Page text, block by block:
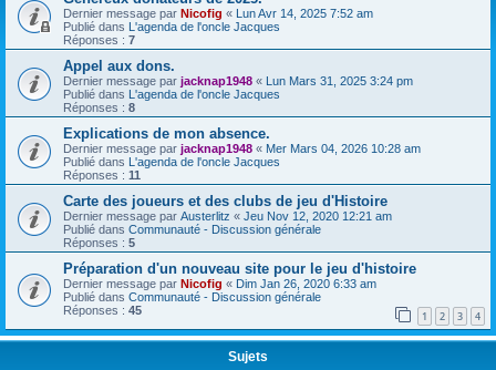
Dernier message par Nicofig « Lun Avr 14, 2025 7:52 am
Publié dans L'agenda de l'oncle Jacques
Réponses : 7
Appel aux dons.
Dernier message par jacknap1948 « Lun Mars 31, 2025 3:24 pm
Publié dans L'agenda de l'oncle Jacques
Réponses : 8
Explications de mon absence.
Dernier message par jacknap1948 « Mer Mars 04, 2026 10:28 am
Publié dans L'agenda de l'oncle Jacques
Réponses : 11
Carte des joueurs et des clubs de jeu d'Histoire
Dernier message par Austerlitz « Jeu Nov 12, 2020 12:21 am
Publié dans Communauté - Discussion générale
Réponses : 5
Préparation d'un nouveau site pour le jeu d'histoire
Dernier message par Nicofig « Dim Jan 26, 2020 6:33 am
Publié dans Communauté - Discussion générale
Réponses : 45 1 2 3 4
Sujets